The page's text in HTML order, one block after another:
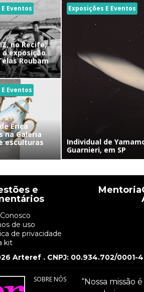
Eventos
no Recife,
exposição
Roubam
Eventos
Érica
na Galeria
esculturas
Exposições E Eventos
Individual de
Guarnieri, em SP
e
de uso
de privacidade
kit
Mentoria
Arteref . CNPJ: 00.934.702/0001-
SOBRE NÓS
“Nossa missão